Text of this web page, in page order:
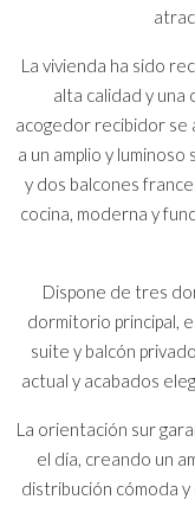
La vivienda ha sido
alta calidad y una
acogedor recibidor se
a un amplio y
y dos balcones
cocina, moderna y
Dispone de tres
dormitorio principal,
suite y balcón
actual y acabados
La orientación sur
el día, creando un
distribución cómoda